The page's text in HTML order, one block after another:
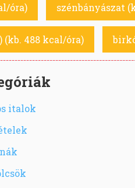
óra) szénbányászat
(kb. 488 kcal/óra)
italok